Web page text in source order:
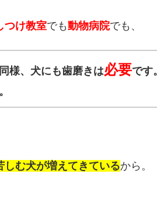
つけ教室でも動物病院でも、
様、犬にも歯磨きは必要です
しむ犬が増えてきているから。